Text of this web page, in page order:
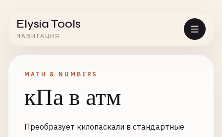
Elysia Tools
НАВИГАЦИЯ
MATH & NUMBERS
кПа в атм
Преобразует килопаскали в стандартные